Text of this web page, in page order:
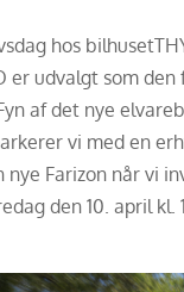
hos
er udvalgt som den
af det nye
vi med en
nye Farizon når vi
den 10. april kl.